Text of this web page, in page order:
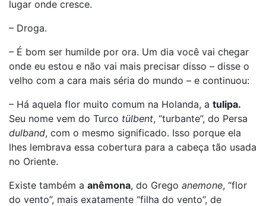
lugar onde cresce.
– Droga.
– É bom ser humilde por ora. Um dia você vai chegar
onde eu estou e não vai mais precisar disso – disse o
velho com a cara mais séria do mundo – e continuou:
– Há aquela flor muito comum na Holanda, a tulipa.
Seu nome vem do Turco tülbent, “turbante”, do Persa
dulband, com o mesmo significado. Isso porque ela
lhes lembrava essa cobertura para a cabeça tão usada
no Oriente.
Existe também a anêmona, do Grego anemone, “flor
do vento”, mais exatamente “filha do vento”, de